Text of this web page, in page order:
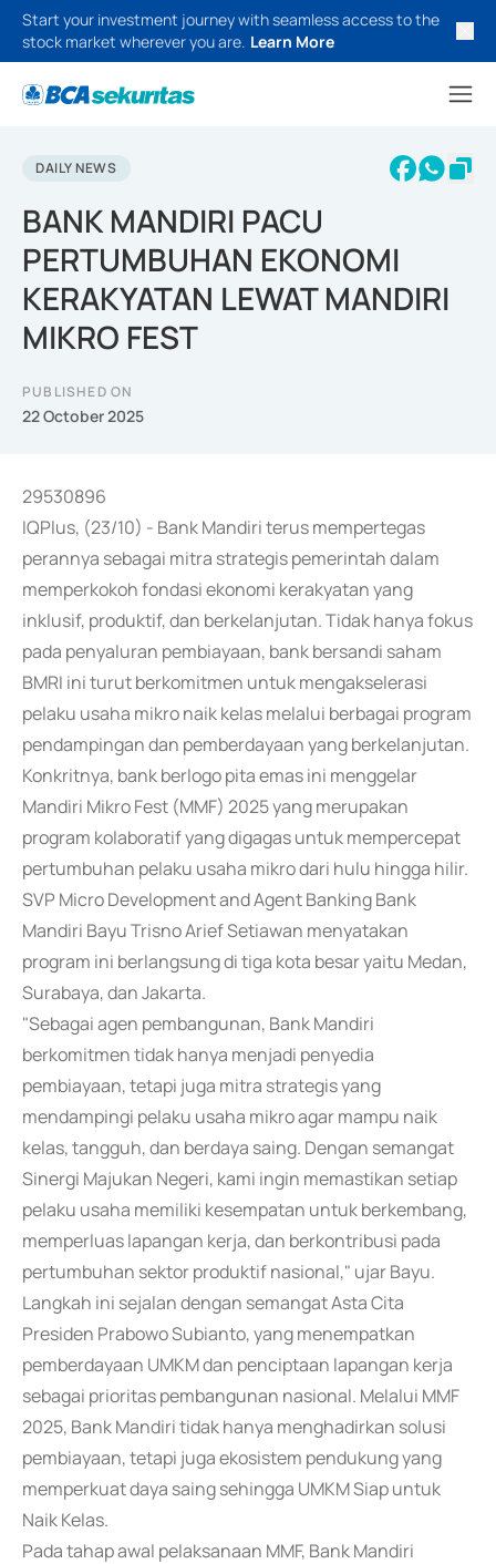
Start your investment journey with seamless access to the
stock market wherever you are. Learn More
DAILY NEWS
BANK MANDIRI PACU
PERTUMBUHAN EKONOMI
KERAKYATAN LEWAT MANDIRI
MIKRO FEST
PUBLISHED ON
22 October 2025
29530896
IQPlus, (23/10) - Bank Mandiri terus mempertegas
perannya sebagai mitra strategis pemerintah dalam
memperkokoh fondasi ekonomi kerakyatan yang
inklusif, produktif, dan berkelanjutan. Tidak hanya fokus
pada penyaluran pembiayaan, bank bersandi saham
BMRI ini turut berkomitmen untuk mengakselerasi
pelaku usaha mikro naik kelas melalui berbagai program
pendampingan dan pemberdayaan yang berkelanjutan.
Konkritnya, bank berlogo pita emas ini menggelar
Mandiri Mikro Fest (MMF) 2025 yang merupakan
program kolaboratif yang digagas untuk mempercepat
pertumbuhan pelaku usaha mikro dari hulu hingga hilir.
SVP Micro Development and Agent Banking Bank
Mandiri Bayu Trisno Arief Setiawan menyatakan
program ini berlangsung di tiga kota besar yaitu Medan,
Surabaya, dan Jakarta.
"Sebagai agen pembangunan, Bank Mandiri
berkomitmen tidak hanya menjadi penyedia
pembiayaan, tetapi juga mitra strategis yang
mendampingi pelaku usaha mikro agar mampu naik
kelas, tangguh, dan berdaya saing. Dengan semangat
Sinergi Majukan Negeri, kami ingin memastikan setiap
pelaku usaha memiliki kesempatan untuk berkembang,
memperluas lapangan kerja, dan berkontribusi pada
pertumbuhan sektor produktif nasional," ujar Bayu.
Langkah ini sejalan dengan semangat Asta Cita
Presiden Prabowo Subianto, yang menempatkan
pemberdayaan UMKM dan penciptaan lapangan kerja
sebagai prioritas pembangunan nasional. Melalui MMF
2025, Bank Mandiri tidak hanya menghadirkan solusi
pembiayaan, tetapi juga ekosistem pendukung yang
memperkuat daya saing sehingga UMKM Siap untuk
Naik Kelas.
Pada tahap awal pelaksanaan MMF, Bank Mandiri